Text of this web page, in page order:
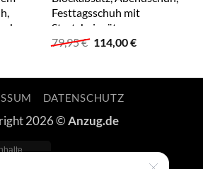
€.
Festtagsschuh mit
Stretcheinsätzen
79,95€ Ursprünglicher
Preis
79,95 €
114,00€Aktueller
114,00 €.
DATENSCHUTZ
2026 ©Anzug.de